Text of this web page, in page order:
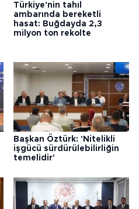
Türkiye'nin tahıl
ambarında bereketli
hasat: Buğdayda 2,3
milyon ton rekolte
Başkan Öztürk: 'Nitelikli
işgücü sürdürülebilirliğin
temelidir'